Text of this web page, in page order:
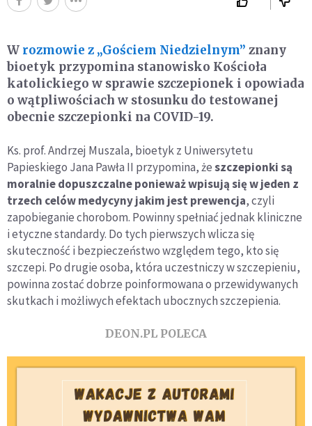
W rozmowie z „Gościem Niedzielnym” znany
bioetyk przypomina stanowisko Kościoła
katolickiego w sprawie szczepionek i opowiada
o wątpliwościach w stosunku do testowanej
obecnie szczepionki na COVID-19.
Ks. prof. Andrzej Muszala, bioetyk z Uniwersytetu
Papieskiego Jana Pawła II przypomina, żeszczepionki są
moralnie dopuszczalne ponieważ wpisują się w jeden z
trzech celów medycyny jakim jest prewencja, czyli
zapobieganie chorobom. Powinny spełniać jednak kliniczne
i etyczne standardy. Do tych pierwszych wlicza się
skuteczność i bezpieczeństwo względem tego, kto się
szczepi. Po drugie osoba, która uczestniczy w szczepieniu,
powinna zostać dobrze poinformowana o przewidywanych
skutkach i możliwych efektach ubocznych szczepienia.
DEON.PL POLECA